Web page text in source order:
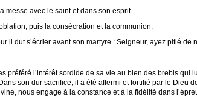
messe avec le saint et dans son esprit.
puis la consécration et la communion.
il dut s’écrier avant son martyre : Seigneur, ayez pitié de
préféré l’intérêt sordide de sa vie au bien des brebis qui
son dur sacrifice, il a été affermi et fortifié par le Dieu
nous engage à la constance et à la fidélité dans